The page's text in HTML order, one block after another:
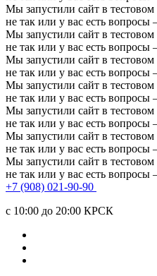
Мы запустили сайт в
не так или у вас есть
Мы запустили сайт в
не так или у вас есть
Мы запустили сайт в
не так или у вас есть
Мы запустили сайт в
не так или у вас есть
Мы запустили сайт в
не так или у вас есть
Мы запустили сайт в
не так или у вас есть
Мы запустили сайт в
не так или у вас есть
+7 (908) 021-90-90
c 10:00 до 20:00 КРСК